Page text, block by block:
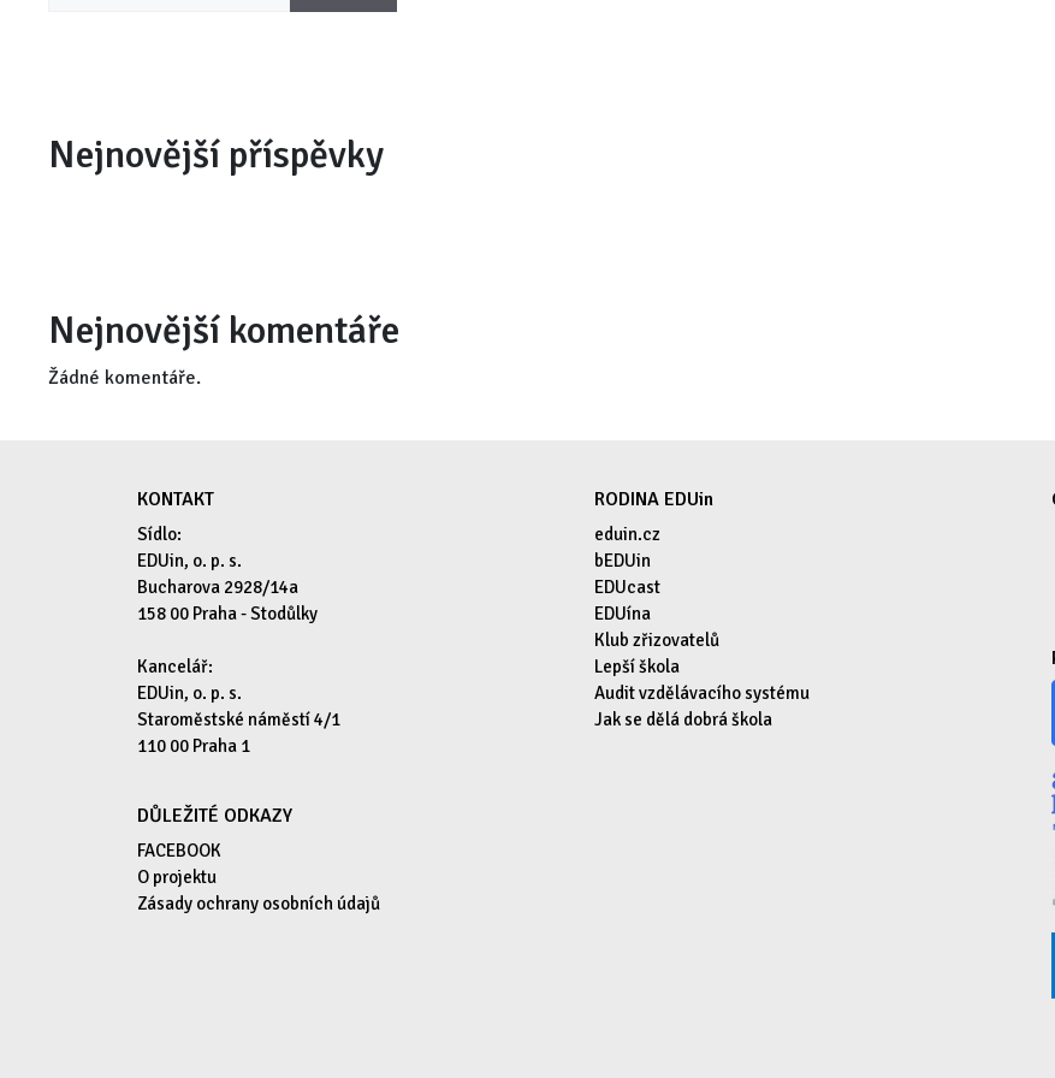
Nejnovější příspěvky
Nejnovější komentáře
Žádné komentáře.
KONTAKT
Sídlo:
EDUin, o. p. s.
Bucharova 2928/14a
158 00 Praha - Stodůlky
Kancelář:
EDUin, o. p. s.
Staroměstské náměstí 4/1
110 00 Praha 1
DŮLEŽITÉ ODKAZY
FACEBOOK
O projektu
Zásady ochrany osobních údajů
RODINA EDUin
eduin.cz
bEDUin
EDUcast
EDUína
Klub zřizovatelů
Lepší škola
Audit vzdělávacího systému
Jak se dělá dobrá škola